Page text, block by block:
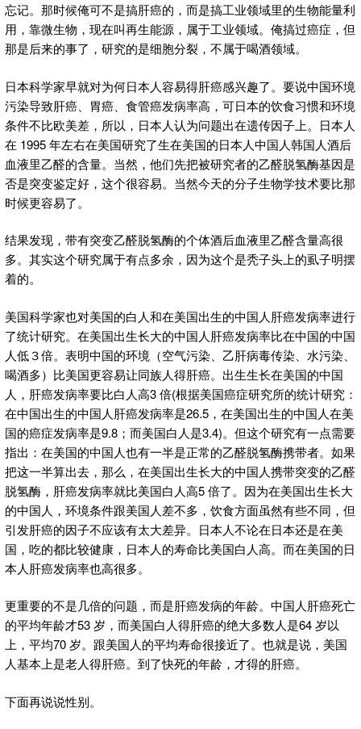
忘记。那时候俺可不是搞肝癌的，而是搞工业领域里的生物能量利
用，靠微生物，现在叫再生能源，属于工业领域。俺搞过癌症，但
那是后来的事了，研究的是细胞分裂，不属于喝酒领域。
日本科学家早就对为何日本人容易得肝癌感兴趣了。要说中国环境
污染导致肝癌、胃癌、食管癌发病率高，可日本的饮食习惯和环境
条件不比欧美差，所以，日本人认为问题出在遗传因子上。日本人
在 1995 年左右在美国研究了生在美国的日本人中国人韩国人酒后
血液里乙醛的含量。当然，他们先把被研究者的乙醛脱氢酶基因是
否是突变鉴定好，这个很容易。当然今天的分子生物学技术要比那
时候更容易了。
结果发现，带有突变乙醛脱氢酶的个体酒后血液里乙醛含量高很
多。其实这个研究属于有点多余，因为这个是秃子头上的虱子明摆
着的。
美国科学家也对美国的白人和在美国出生的中国人肝癌发病率进行
了统计研究。在美国出生长大的中国人肝癌发病率比在中国的中国
人低３倍。表明中国的环境（空气污染、乙肝病毒传染、水污染、
喝酒多）比美国更容易让同族人得肝癌。出生生长在美国的中国
人，肝癌发病率要比白人高3 倍(根据美国癌症研究所的统计研究：
在中国出生的中国人肝癌发病率是26.5，在美国出生的中国人在美
国的癌症发病率是9.8；而美国白人是3.4)。但这个研究有一点需要
指出：在美国的中国人也有一半是正常的乙醛脱氢酶携带者。如果
把这一半算出去，那么，在美国出生长大的中国人携带突变的乙醛
脱氢酶，肝癌发病率就比美国白人高5 倍了。因为在美国出生长大
的中国人，环境条件跟美国人差不多，饮食方面虽然有些不同，但
引发肝癌的因子不应该有太大差异。日本人不论在日本还是在美
国，吃的都比较健康，日本人的寿命比美国白人高。而在美国的日
本人肝癌发病率也高很多。
更重要的不是几倍的问题，而是肝癌发病的年龄。中国人肝癌死亡
的平均年龄才53 岁，而美国白人得肝癌的绝大多数人是64 岁以
上，平均70 岁。跟美国人的平均寿命很接近了。也就是说，美国
人基本上是老人得肝癌。到了快死的年龄，才得的肝癌。
下面再说说性别。